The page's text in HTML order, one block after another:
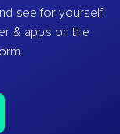
see for yourself
& apps on the